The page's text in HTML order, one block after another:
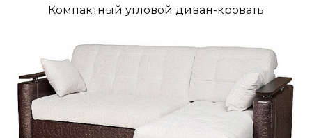
Компактный угловой диван-кровать